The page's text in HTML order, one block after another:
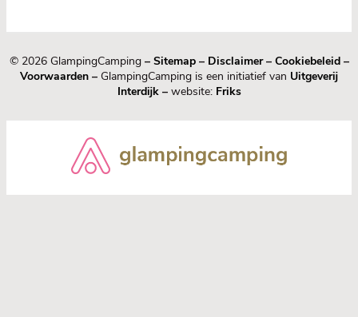
© 2026 GlampingCamping – Sitemap– Disclaimer– Cookiebeleid–
Voorwaarden – GlampingCamping is een initiatief van Uitgeverij
Interdijk–website: Friks